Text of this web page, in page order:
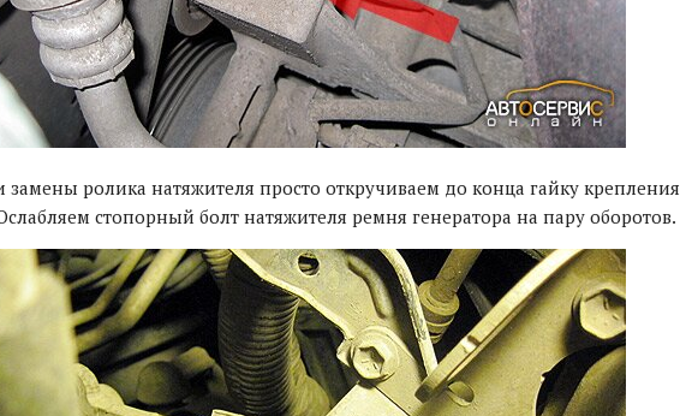
ролика натяжителя просто откручиваем до конца гайку крепления
стопорный болт натяжителя ремня генератора на пару оборотов.